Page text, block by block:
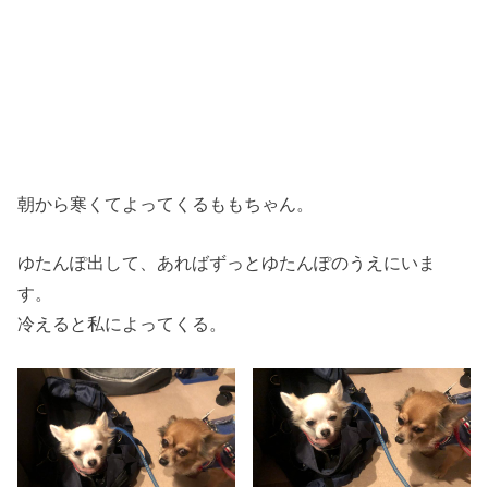
朝から寒くてよってくるももちゃん。
ゆたんぽ出して、あればずっとゆたんぽのうえにいま
す。
冷えると私によってくる。